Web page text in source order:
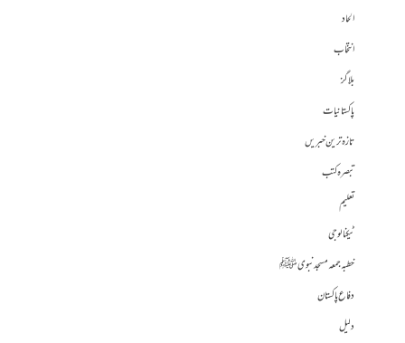
الحاد
انتخاب
بلاگز
پاکستانیات
تازہ ترین خبریں
تبصرہ کتب
تعلیم
ٹیکنالوجی
خطبہ جمعہ مسجد نبوی ﷺ
دفاع پاکستان
دلیل